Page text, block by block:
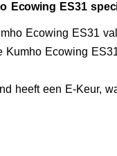
Ecowing ES31
Ecowing ES31
Kumho Ecowing
heeft een E-Keur,